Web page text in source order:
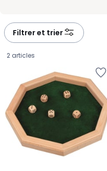
Filtrer et trier
2 articles